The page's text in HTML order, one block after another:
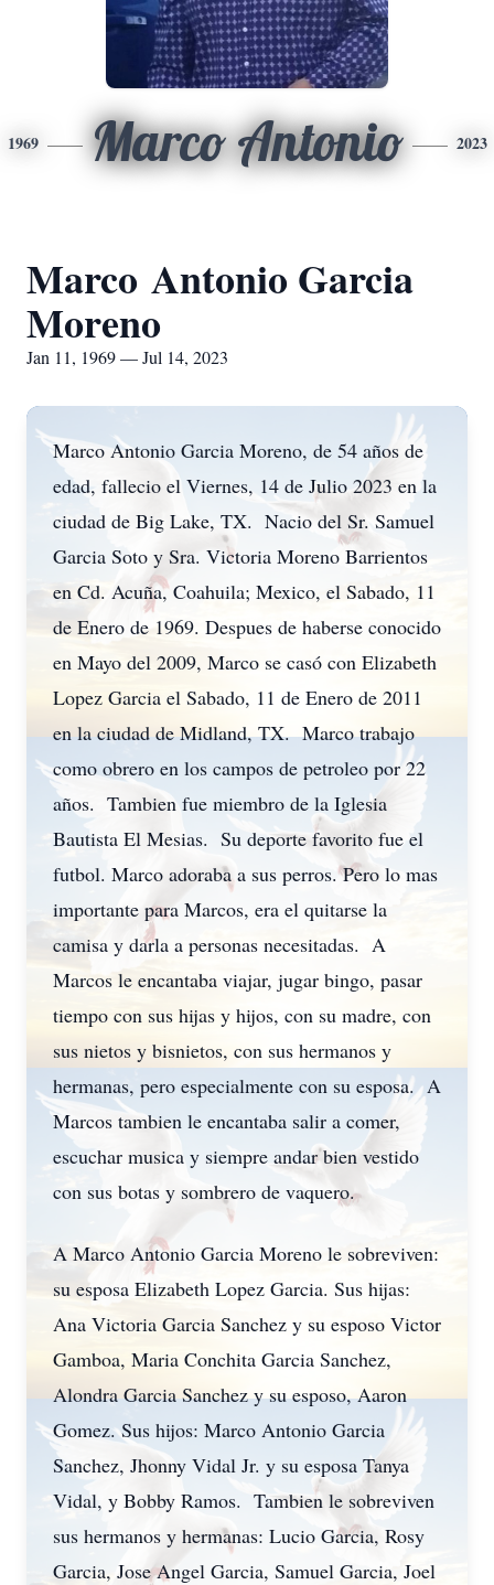
1969 Marco Antonio 2023
Marco Antonio Garcia
Moreno
Jan 11, 1969 — Jul 14, 2023
Marco Antonio Garcia Moreno, de 54 años de
edad, fallecio el Viernes, 14 de Julio 2023 en la
ciudad de Big Lake, TX. Nacio del Sr. Samuel
Garcia Soto y Sra. Victoria Moreno Barrientos
en Cd. Acuña, Coahuila; Mexico, el Sabado, 11
de Enero de 1969. Despues de haberse conocido
en Mayo del 2009, Marco se casó con Elizabeth
Lopez Garcia el Sabado, 11 de Enero de 2011
en la ciudad de Midland, TX. Marco trabajo
como obrero en los campos de petroleo por 22
años. Tambien fue miembro de la Iglesia
Bautista El Mesias. Su deporte favorito fue el
futbol. Marco adoraba a sus perros. Pero lo mas
importante para Marcos, era el quitarse la
camisa y darla a personas necesitadas. A
Marcos le encantaba viajar, jugar bingo, pasar
tiempo con sus hijas y hijos, con su madre, con
sus nietos y bisnietos, con sus hermanos y
hermanas, pero especialmente con su esposa. A
Marcos tambien le encantaba salir a comer,
escuchar musica y siempre andar bien vestido
con sus botas y sombrero de vaquero.
A Marco Antonio Garcia Moreno le sobreviven:
su esposa Elizabeth Lopez Garcia. Sus hijas:
Ana Victoria Garcia Sanchez y su esposo Victor
Gamboa, Maria Conchita Garcia Sanchez,
Alondra Garcia Sanchez y su esposo, Aaron
Gomez. Sus hijos: Marco Antonio Garcia
Sanchez, Jhonny Vidal Jr. y su esposa Tanya
Vidal, y Bobby Ramos. Tambien le sobreviven
sus hermanos y hermanas: Lucio Garcia, Rosy
Garcia, Jose Angel Garcia, Samuel Garcia, Joel